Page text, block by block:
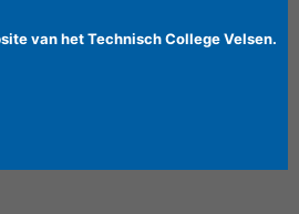
van het Technisch College Velsen.